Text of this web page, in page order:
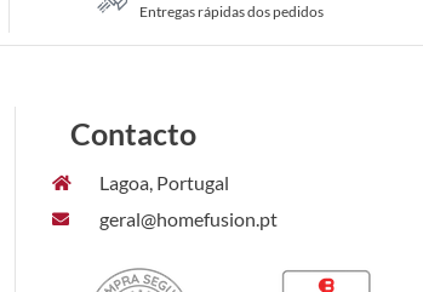
Entregas rápidas dos pedidos
Contacto
Lagoa, Portugal
geral@homefusion.pt